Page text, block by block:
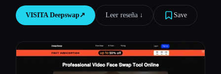
Comparar herramientas
VISITA Deepswap↗︎ Leer reseña ↓︎ Save